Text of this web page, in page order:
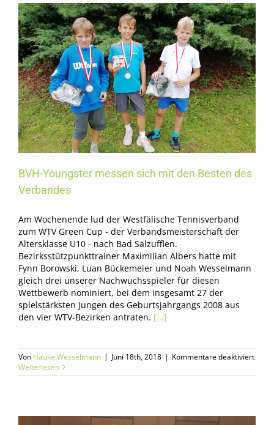
unbesiegt
BVH-Youngster messen sich mit den Besten des
Verbandes
Am Wochenende lud der Westfälische Tennisverband
zum WTV Green Cup - der Verbandsmeisterschaft der
Altersklasse U10 - nach Bad Salzufflen.
Bezirksstützpunkttrainer Maximilian Albers hatte mit
Fynn Borowski, Luan Bückemeier und Noah Wesselmann
gleich drei unserer Nachwuchsspieler für diesen
Wettbewerb nominiert, bei dem insgesamt 27 der
spielstärksten Jungen des Geburtsjahrgangs 2008 aus
den vier WTV-Bezirken antraten. [...]
Von Hauke Wesselmann | Juni 18th, 2018 | Kommentare deaktiviertfür
den
Weiterlesen